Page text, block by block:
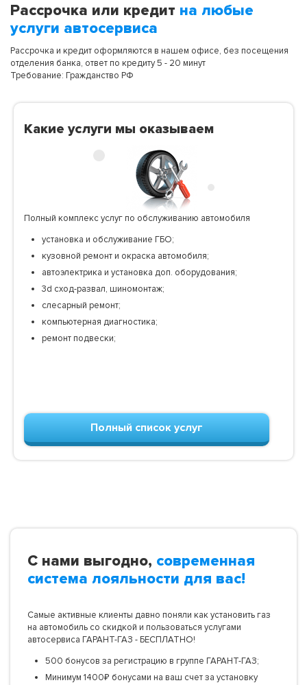
Рассрочка или кредит на любые
услуги автосервиса
Рассрочка и кредит оформляются в нашем офисе, без посещения
отделения банка, ответ по кредиту 5 - 20 минут
Требование: Гражданство РФ
Какие услуги мы оказываем
Полный комплекс услуг по обслуживанию автомобиля
установка и обслуживание ГБО;
кузовной ремонт и окраска автомобиля;
автоэлектрика и установка доп. оборудования;
3d сход-развал, шиномонтаж;
слесарный ремонт;
компьютерная диагностика;
ремонт подвески;
Полный список услуг
С нами выгодно, современная
система лояльности для вас!
Самые активные клиенты давно поняли как установить газ
на автомобиль со скидкой и пользоваться услугами
автосервиса ГАРАНТ-ГАЗ - БЕСПЛАТНО!
500 бонусов за регистрацию в группе ГАРАНТ-ГАЗ;
Минимум 1400₽ бонусами на ваш счет за установку